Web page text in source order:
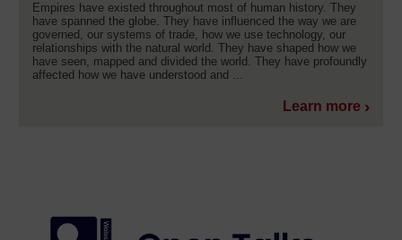
Empires have existed throughout most of human history. They
have spanned the globe. They have influenced the way we are
governed, our systems of trade, how we use technology, our
relationships with the natural world. They have shaped how we
have seen, mapped and divided the world. They have profoundly
affected how we have understood and ...
Learn more